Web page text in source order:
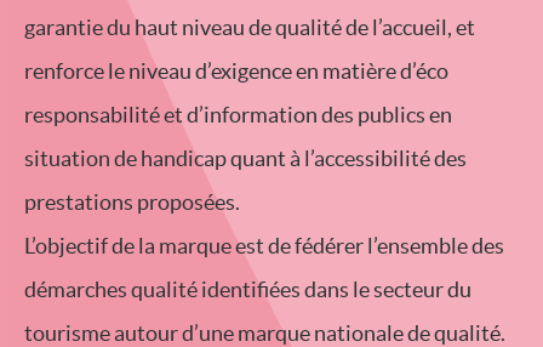
garantie du haut niveau de qualité de l’accueil, et
renforce le niveau d’exigence en matière d’éco
responsabilité et d’information des publics en
situation de handicap quant à l’accessibilité des
prestations proposées.
L’objectif de la marque est de fédérer l’ensemble des
démarches qualité identifiées dans le secteur du
tourisme autour d’une marque nationale de qualité.